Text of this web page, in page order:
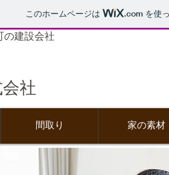
このホームページは .comを使
の建設会社
社
間取り 家の素材